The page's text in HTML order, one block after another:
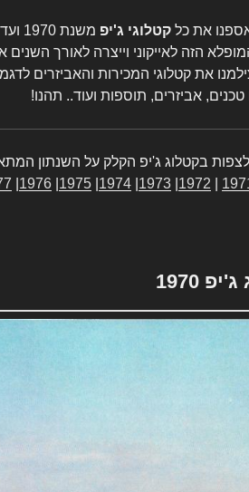
את כל קטלוגי ג'יפ
הזה לאייקוני וייצרה לאורך
את קטלוגי המכירות והאביזרים
אביזרים, תוספות ועוד.. תהנו!
בקטלוג ג'יפ הקלק על השנתון
1972
1973
1974
1975
1976
1970